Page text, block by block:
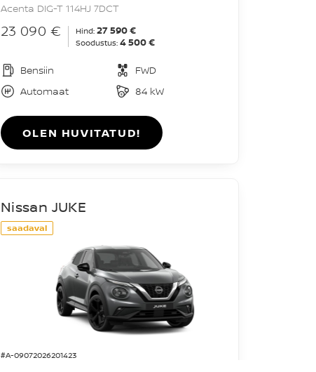
Acenta DIG-T 114HJ 7DCT
23 090 € Hind: 27 590 €
Soodustus: 4 500 €
Bensiin
FWD
Automaat
84 kW
OLEN HUVITATUD!
saadaval
#A-09072026201423
Nissan JUKE